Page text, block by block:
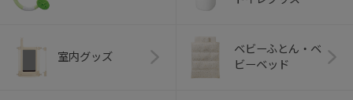
室内グッズ
ベビーふとん・ベ
ビーベッド